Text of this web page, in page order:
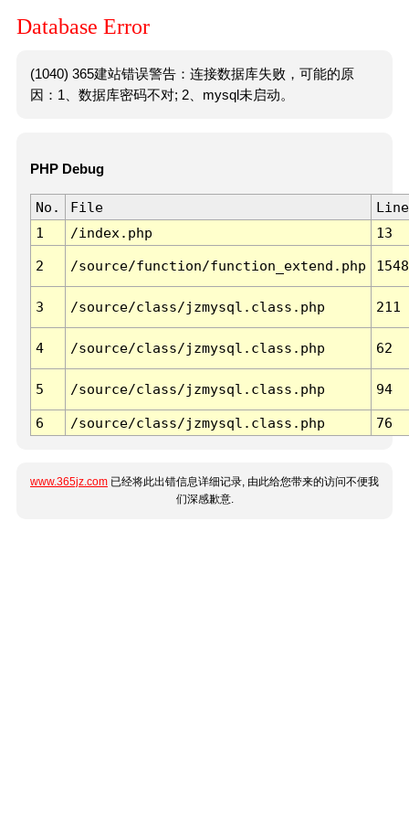
Database Error
(1040) 365建站错误警告：连接数据库失败，可能的原
因：1、数据库密码不对; 2、mysql未启动。
PHP Debug
No. File
Line
1
/index.php 13
2 /source/function/function_extend.php 1548
3 /source/class/jzmysql.class.php 211
4 /source/class/jzmysql.class.php 62
5 /source/class/jzmysql.class.php 94
6 /source/class/jzmysql.class.php 76
www.365jz.com 已经将此出错信息详细记录, 由此给您带来的访问不便我
们深感歉意.